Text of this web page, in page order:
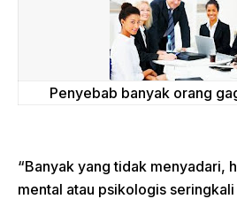
Penyebab banyak orang
“Banyak yang tidak menyadari,
mental atau psikologis